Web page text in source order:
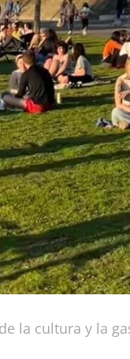
la cultura y la